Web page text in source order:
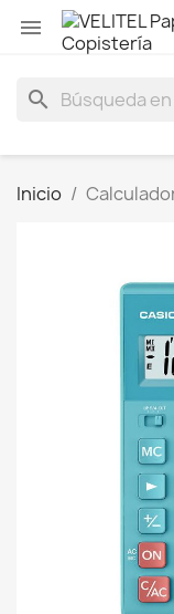

search
Inicio